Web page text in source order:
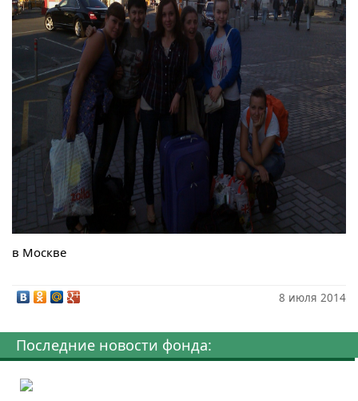
в Москве
8 июля 2014
Последние новости фонда: